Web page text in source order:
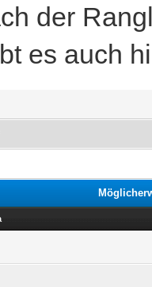
der
es auch